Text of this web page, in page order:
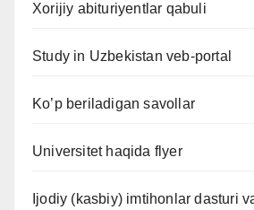
Xorijiy abituriyentlar qabuli
Study in Uzbekistan veb-portal
Ko’p beriladigan savollar
Universitet haqida flyer
Ijodiy (kasbiy) imtihonlar dasturi